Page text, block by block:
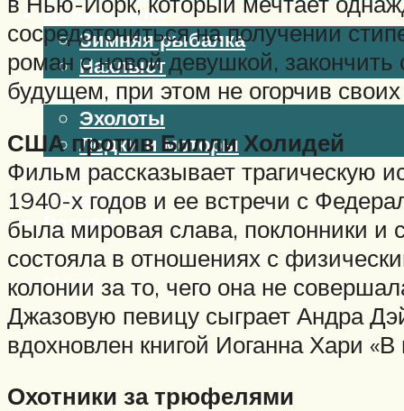
Виды ловли
Зимняя рыбалка
Нахлыст
Снаряжение
Эхолоты
Лодки и моторы
Узлы
Рецепты
Разное
Меню
сосредоточиться на получении
роман с новой девушкой,
будущем, при этом не огорчив
США против Билли Холидей
Фильм рассказывает трагическую
1940-х годов и ее встречи с
была мировая слава, поклонники и
состояла в отношениях с
колонии за то, чего она не
Джазовую певицу сыграет Андра
вдохновлен книгой Иоганна Хари
Охотники за трюфелями